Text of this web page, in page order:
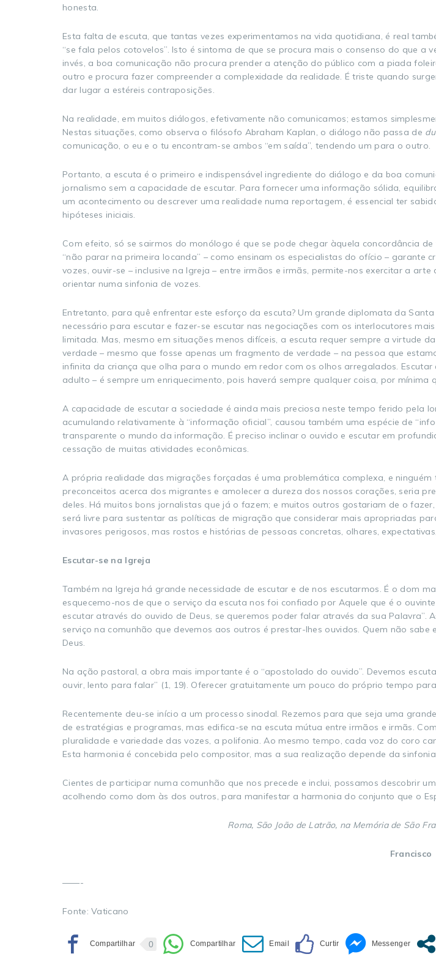
honesta.
Esta falta de escuta, que tantas vezes experimentamos na vida quotidiana, é real
“se fala pelos cotovelos”. Isto é sintoma de que se procura mais o consenso do que a
invés, a boa comunicação não procura prender a atenção do público com a piada
outro e procura fazer compreender a complexidade da realidade. É triste quando
dar lugar a estéreis contraposições.
Na realidade, em muitos diálogos, efetivamente não comunicamos; estamos
Nestas situações, como observa o filósofo Abraham Kaplan, o diálogo não passa de
comunicação, o eu e o tu encontram-se ambos “em saída”, tendendo um para o outro.
Portanto, a escuta é o primeiro e indispensável ingrediente do diálogo e da boa
jornalismo sem a capacidade de escutar. Para fornecer uma informação sólida,
um acontecimento ou descrever uma realidade numa reportagem, é essencial ter
hipóteses iniciais.
Com efeito, só se sairmos do monólogo é que se pode chegar àquela concordância
“não parar na primeira locanda” – como ensinam os especialistas do ofício – garante
vozes, ouvir-se – inclusive na Igreja – entre irmãos e irmãs, permite-nos exercitar a
orientar numa sinfonia de vozes.
Entretanto, para quê enfrentar este esforço da escuta? Um grande diplomata da
necessário para escutar e fazer-se escutar nas negociações com os interlocutores
limitada. Mas, mesmo em situações menos difíceis, a escuta requer sempre a virtude
verdade – mesmo que fosse apenas um fragmento de verdade – na pessoa que
infinita da criança que olha para o mundo em redor com os olhos arregalados.
adulto – é sempre um enriquecimento, pois haverá sempre qualquer coisa, por
A capacidade de escutar a sociedade é ainda mais preciosa neste tempo ferido pela
acumulando relativamente à “informação oficial”, causou também uma espécie de
transparente o mundo da informação. É preciso inclinar o ouvido e escutar em
cessação de muitas atividades econômicas.
A própria realidade das migrações forçadas é uma problemática complexa, e
preconceitos acerca dos migrantes e amolecer a dureza dos nossos corações, seria
deles. Há muitos bons jornalistas que já o fazem; e muitos outros gostariam de o
será livre para sustentar as políticas de migração que considerar mais apropriadas
invasores perigosos, mas rostos e histórias de pessoas concretas, olhares,
Escutar-se na Igreja
Também na Igreja há grande necessidade de escutar e de nos escutarmos. É o dom
esquecemo-nos de que o serviço da escuta nos foi confiado por Aquele que é o
escutar através do ouvido de Deus, se queremos poder falar através da sua
serviço na comunhão que devemos aos outros é prestar-lhes ouvidos. Quem não
Deus.
Na ação pastoral, a obra mais importante é o “apostolado do ouvido”. Devemos
ouvir, lento para falar” (1, 19). Oferecer gratuitamente um pouco do próprio tempo
Recentemente deu-se início a um processo sinodal. Rezemos para que seja uma
de estratégias e programas, mas edifica-se na escuta mútua entre irmãos e irmãs.
pluralidade e variedade das vozes, a polifonia. Ao mesmo tempo, cada voz do coro
Esta harmonia é concebida pelo compositor, mas a sua realização depende da
Cientes de participar numa comunhão que nos precede e inclui, possamos descobrir
acolhendo como dom às dos outros, para manifestar a harmonia do conjunto que o
Roma, São João de Latrão, na Memória de São
Francisco
——-
Fonte: Vaticano
0